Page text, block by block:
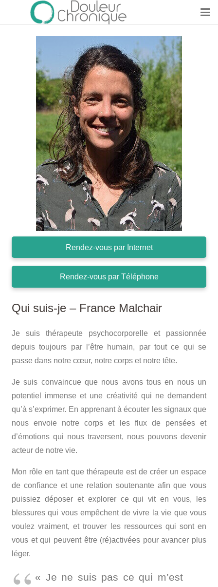
Qui suis-je – France Malchair
Je suis thérapeute psychocorporelle et passionnée
depuis toujours par l’être humain, par tout ce qui se
passe dans notre cœur, notre corps et notre tête.
Je suis convaincue que nous avons tous en nous un
potentiel immense et une créativité qui ne demandent
qu’à s’exprimer. En apprenant à écouter les signaux que
nous envoie notre corps et les flux de pensées et
d’émotions qui nous traversent, nous pouvons devenir
acteur de notre vie.
Mon rôle en tant que thérapeute est de créer un espace
de confiance et une relation soutenante afin que vous
puissiez déposer et explorer ce qui vit en vous, les
blessures qui vous empêchent de vivre la vie que vous
voulez vraiment, et trouver les ressources qui sont en
vous et qui peuvent être (ré)activées pour avancer plus
léger.
« Je ne suis pas ce qui m’est
Rendez-vous par Internet
Rendez-vous par Téléphone